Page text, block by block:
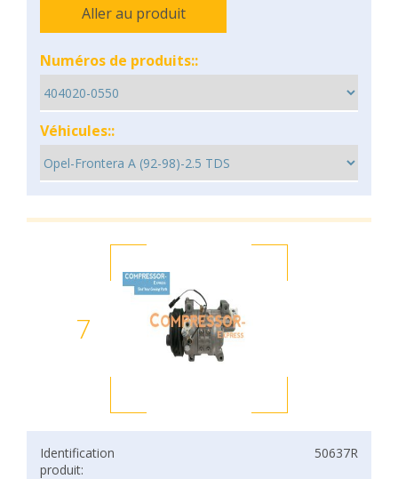
Aller au produit
Numéros de produits::
Véhicules::
7
Identification
produit:
50637R